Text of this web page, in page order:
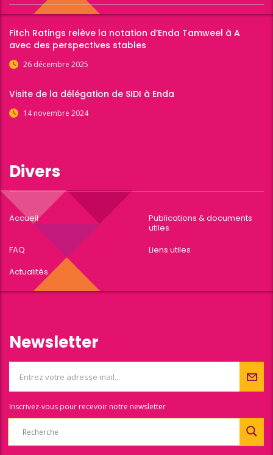
Fitch Ratings relève la notation d’Enda Tamweel à A
avec des perspectives stables
26 décembre 2025
Visite de la délégation de SIDI à Enda
14 novembre 2024
Divers
Accueil
Publications & documents
utiles
FAQ
Liens utiles
Actualités
Newsletter
Inscrivez-vous pour recevoir notre newsletter